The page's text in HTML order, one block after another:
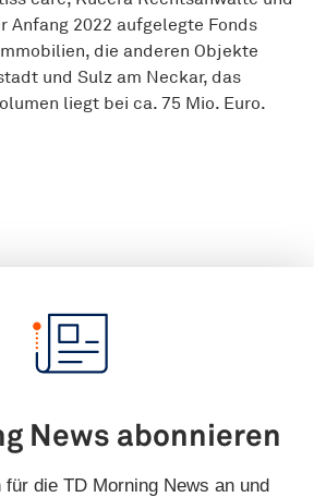
Anfang 2022 aufgelegte Fonds
die anderen Objekte
und Sulz am Neckar, das
liegt bei ca. 75 Mio. Euro.
News abonnieren
die TD Morning News an und